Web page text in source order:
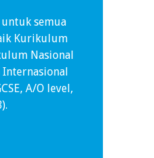
semua
Kurikulum
Nasional
A/O level,